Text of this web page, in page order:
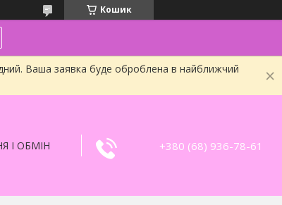
Кошик
Ваша заявка буде оброблена в найближчий
І ОБМІН +380 (68) 936-78-61